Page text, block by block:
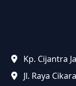
Kp. Cijantra
Jl. Raya